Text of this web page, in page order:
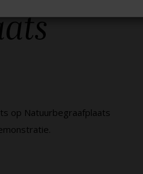
op Natuurbegraafplaats